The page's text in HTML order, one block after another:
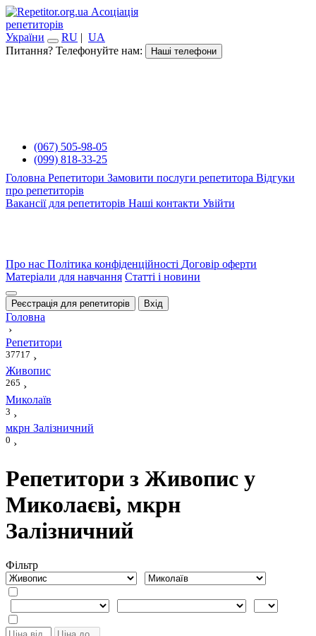
Асоціація
репетиторів
України
RU | UA
Питання? Телефонуйте нам:
Наші телефони
(067) 505-98-05
(099) 818-33-25
Головна Репетитори Замовити послуги репетитора Відгуки
про репетиторів
Вакансії для репетиторів Наші контакти Увійти
Про нас Політика конфіденційності Договір оферти
Матеріали для навчання Статті і новини
Реєстрація для репетиторів Вхід
Головна
›
Репетитори
37717 ›
Живопис
265 ›
Миколаїв
3 ›
мкрн Залізничний
0 ›
Репетитори з Живопис у
Миколаєві, мкрн
Залізничний
Фiльтр